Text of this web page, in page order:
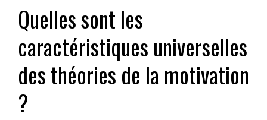
Quelles sont les
caractéristiques universelles
des théories de la motivation
?